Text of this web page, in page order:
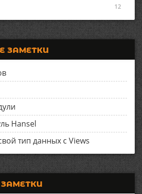
12
ЗАМЕТКИ
Hansel
тип данных с Views